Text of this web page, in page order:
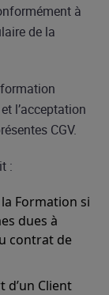
à
de la
l’acceptation
CGV.
:
Formation si
dues à
contrat de
Client